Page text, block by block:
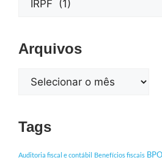
Arquivos
Tags
Auditoria fiscal e contábil Benefícios fiscais